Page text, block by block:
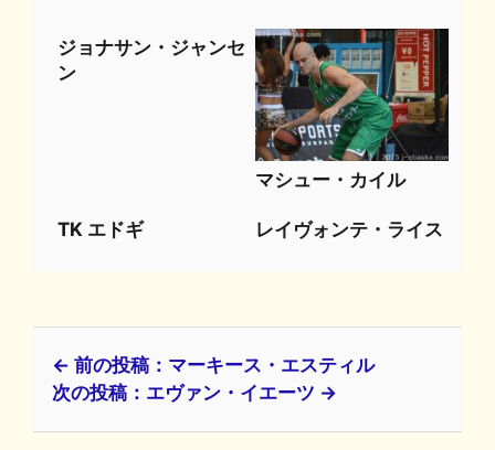
ジョナサン・ジャンセ
ン
マシュー・カイル
TK エドギ レイヴォンテ・ライス
← 前の投稿：マーキース・エスティル
次の投稿：エヴァン・イエーツ →